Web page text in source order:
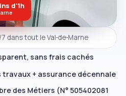
sans frais cachés
+ assurance décennale
des Métiers (N° 505402081
dans tout le Val‑de‑Marne
d'1h